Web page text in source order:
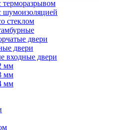
терморазрывом
шумоизоляцией
стеклом
двери
двери
входные двери
мм
мм
мм
с нашей
данных.
данные обрабатывались,
или покиньте сайт.